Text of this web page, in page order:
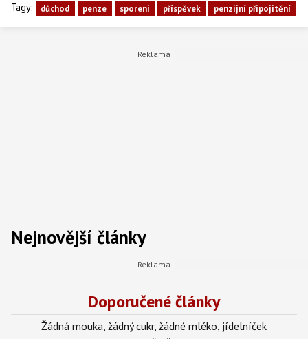
Tagy: důchod penze sporeni příspěvek penzijní připojitění
Nejnovější články
Doporučené články
Žádná mouka, žádný cukr, žádné mléko, jídelníček